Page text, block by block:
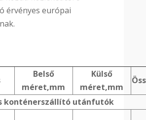
érvényes európai
Belső
méret,mm
Külső
méret,mm
konténerszállító utánfutók